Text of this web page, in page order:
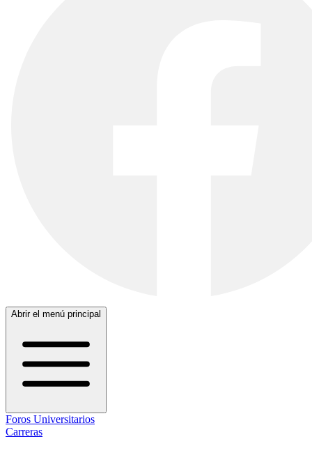
Abrir el menú principal
Foros Universitarios
Carreras